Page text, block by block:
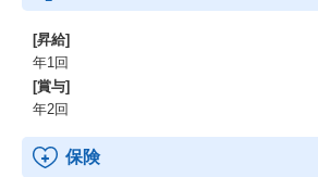
[昇給]
年1回
[賞与]
年2回
保険